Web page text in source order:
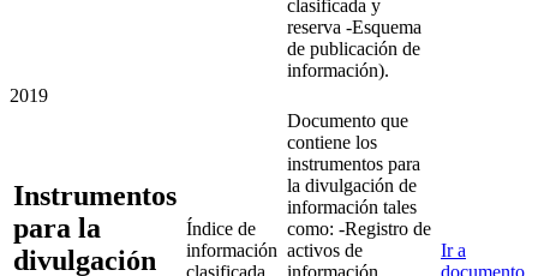
clasificada y
reserva -Esquema
de publicación de
información).
2019
Instrumentos
para la
divulgación
Índice de
información
clasificada
Documento que
contiene los
instrumentos para
la divulgación de
información tales
como: -Registro de
activos de
información
Ir a
documento